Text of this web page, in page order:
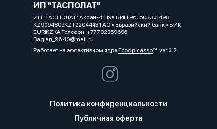
ИП "ТАСПОЛАТ"
ИП "ТАСПОЛАТ" Аксай-4 119а БИН 960503301498
KZ9094806KZT22044431 АО «Евразийский банк» БИК
EURIKZKA Телефон: +77782959696
Baglan_96.40@mail.ru
Работает на эффективном ядреFoodpicássover. 3.2
Политика конфиденциальности
Публичная оферта